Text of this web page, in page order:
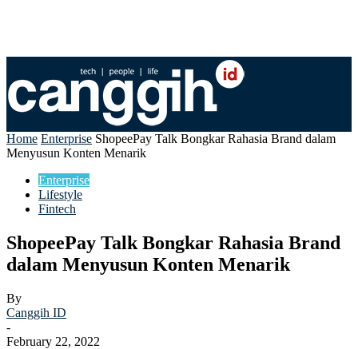
Home Enterprise ShopeePay Talk Bongkar Rahasia Brand dalam
Menyusun Konten Menarik
Enterprise
Lifestyle
Fintech
ShopeePay Talk Bongkar Rahasia Brand
dalam Menyusun Konten Menarik
By
Canggih ID
-
February 22, 2022